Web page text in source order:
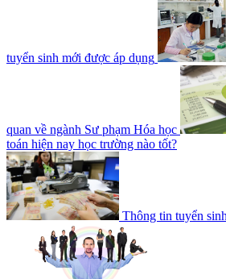
tuyển sinh mới được áp dụng
quan về ngành Sư phạm Hóa học
toán hiện nay học trường nào tốt?
Thông tin tuyển